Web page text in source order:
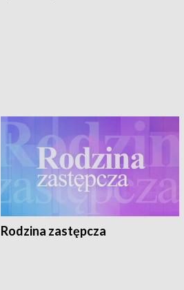
Rodzina zastępcza